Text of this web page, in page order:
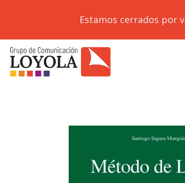
Estamos cerrados por